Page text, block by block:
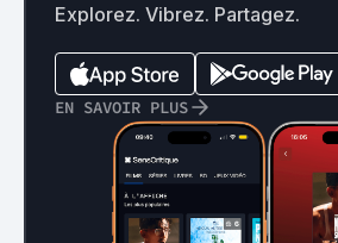
Explorez. Vibrez. Partagez.
EN SAVOIR PLUS